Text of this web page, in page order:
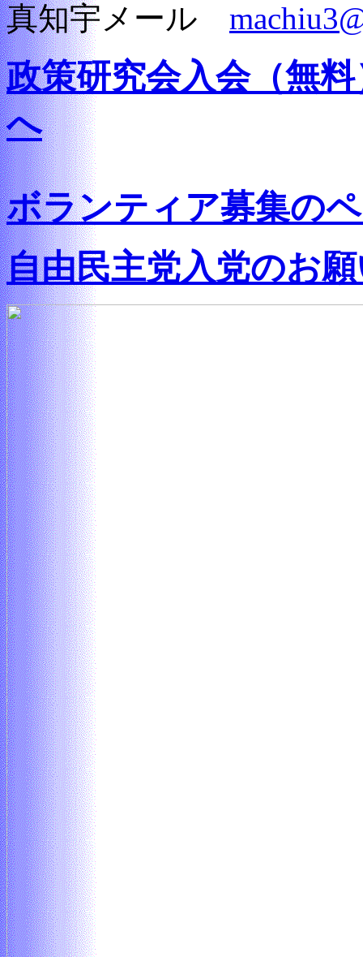
真知宇メール
政策研究会入会（無
へ
ボランティア募集の
自由民主党入党のお